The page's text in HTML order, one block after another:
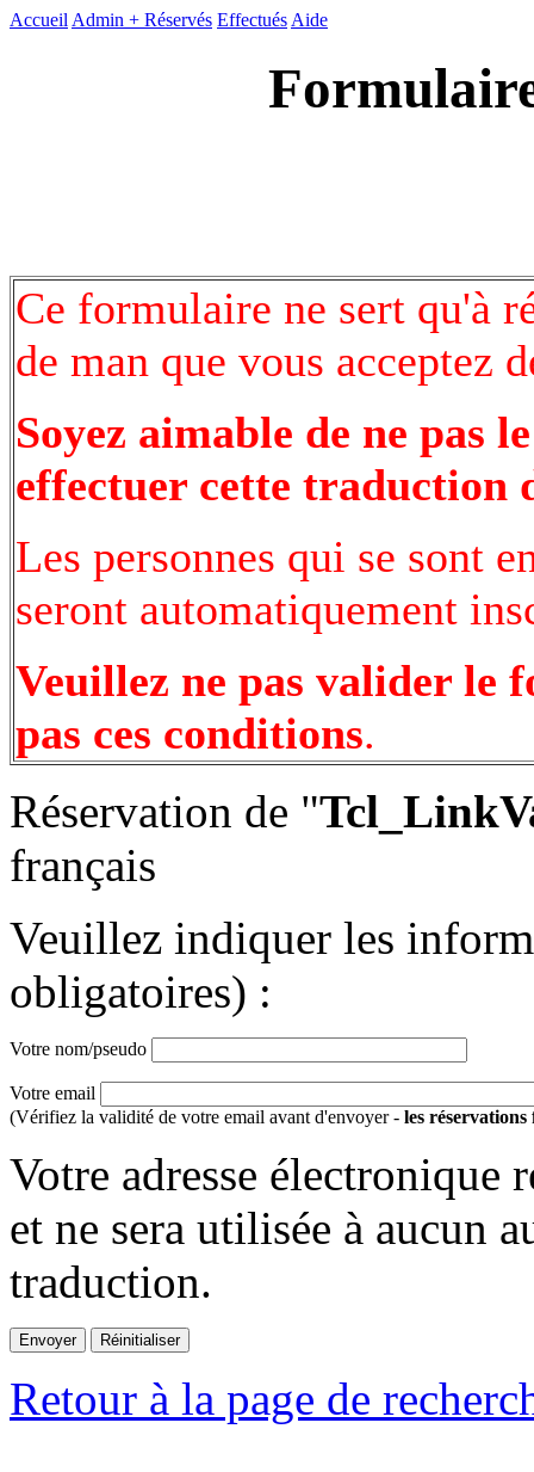
Accueil Admin + Réservés Effectués Aide
Ce formulaire ne sert qu'à
de man que vous acceptez
Soyez aimable de ne pas
effectuer cette traduction
Les personnes qui se sont
seront automatiquement
Veuillez ne pas valider le
pas ces conditions.
Réservation de "
français
Veuillez indiquer les
obligatoires) :
Votre nom/pseudo
Votre email
(Vérifiez la validité de votre email avant d'envoyer - les réservations
Votre adresse électronique
et ne sera utilisée à aucun
traduction.
Retour à la page de